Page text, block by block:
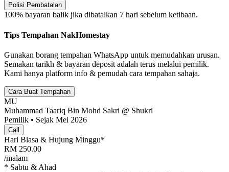
Polisi Pembatalan
100% bayaran balik jika dibatalkan 7 hari sebelum ketibaan.
Tips Tempahan NakHomestay
Gunakan borang tempahan WhatsApp untuk memudahkan urusan.
Semakan tarikh & bayaran deposit adalah terus melalui pemilik.
Kami hanya platform info & pemudah cara tempahan sahaja.
Cara Buat Tempahan
MU
Muhammad Taariq Bin Mohd Sakri @ Shukri
Pemilik • Sejak Mei 2026
Call
Hari Biasa & Hujung Minggu*
RM 250.00
/malam
* Sabtu & Ahad